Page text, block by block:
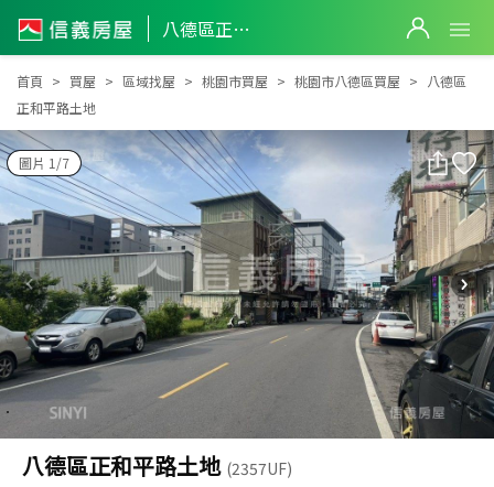
八德區正和平路土地
八德區正和平路土地
首頁 買屋 區域找屋 桃園市買屋 桃園市八德區買屋
八德區
正和平路土地
圖片 1/7
八德區正和平路土地 (2357UF)